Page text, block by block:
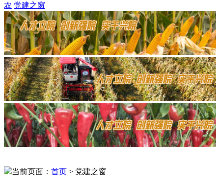
农 党建之窗
当前页面： 首页 > 党建之窗